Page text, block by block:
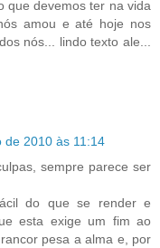
que devemos ter na vida
amou e até hoje nos
nós... lindo texto ale...
de 2010 às 11:14
sempre parece ser
do que se render e
esta exige um fim ao
pesa a alma e, por